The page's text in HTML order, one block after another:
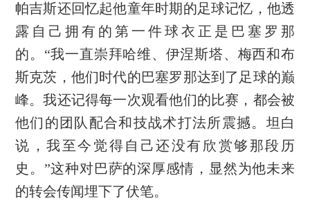
帕吉斯还回忆起他童年时期的足球记忆，他透
露自己拥有的第一件球衣正是巴塞罗那
的。“我一直崇拜哈维、伊涅斯塔、梅西和布
斯克茨，他们时代的巴塞罗那达到了足球的巅
峰。我还记得每一次观看他们的比赛，都会被
他们的团队配合和技战术打法所震撼。坦白
说，我至今觉得自己还没有欣赏够那段历
史。”这种对巴萨的深厚感情，显然为他未来
的转会传闻埋下了伏笔。